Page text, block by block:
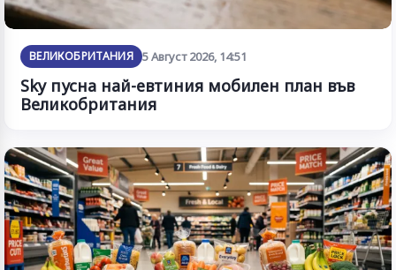
ВЕЛИКОБРИТАНИЯ 5 Август 2026, 14:51
Sky пусна най-евтиния мобилен план във
Великобритания